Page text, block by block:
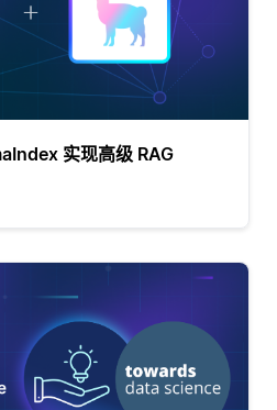
实现高级 RAG